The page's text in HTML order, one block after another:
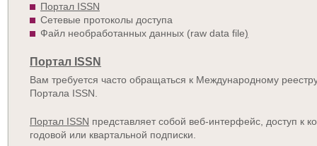
Портал ISSN
Сетевые протоколы доступа
Файл необработанных данных (raw data file)
Портал ISSN
Вам требуется часто обращаться к Международному
Портала ISSN.
Портал ISSN представляет собой веб-интерфейс, доступ к
годовой или квартальной подписки.